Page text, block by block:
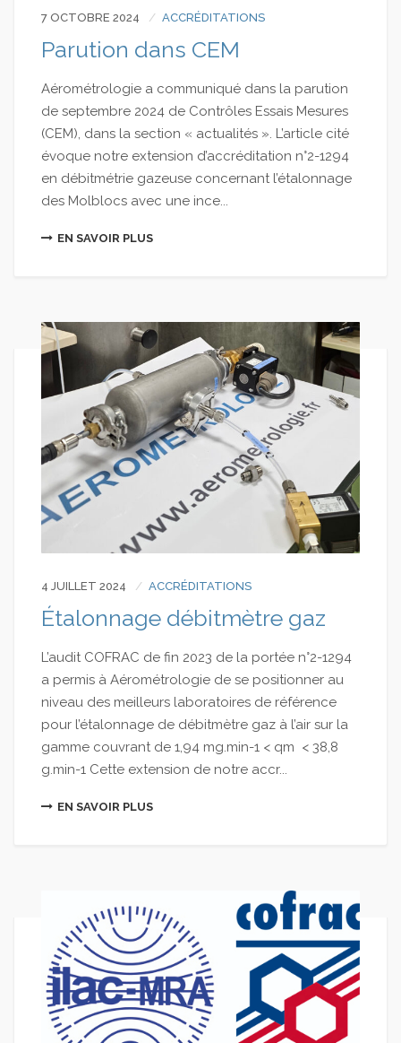
7 OCTOBRE 2024 ACCRÉDITATIONS
Parution dans CEM
Aérométrologie a communiqué dans la parution
de septembre 2024 de Contrôles Essais Mesures
(CEM), dans la section « actualités ». L’article cité
évoque notre extension d’accréditation n°2-1294
en débitmétrie gazeuse concernant l’étalonnage
des Molblocs avec une ince...
EN SAVOIR PLUS
4 JUILLET 2024 ACCRÉDITATIONS
Étalonnage débitmètre gaz
L’audit COFRAC de fin 2023 de la portée n°2-1294
a permis à Aérométrologie de se positionner au
niveau des meilleurs laboratoires de référence
pour l’étalonnage de débitmètre gaz à l’air sur la
gamme couvrant de 1,94 mg.min-1 < qm < 38,8
g.min-1 Cette extension de notre accr...
EN SAVOIR PLUS